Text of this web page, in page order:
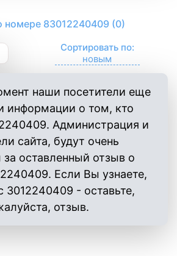
номере 83012240409 (0)
Сортировать по:
наши посетители еще
информации о том, кто
Администрация и
сайта, будут очень
за оставленный отзыв о
Если Вы узнаете,
3012240409 - оставьте,
отзыв.